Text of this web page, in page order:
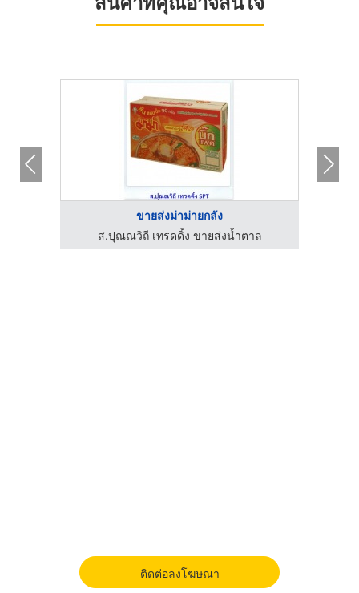
ขายส่งม่าม่ายกลัง
ส.ปุณณวิถี เทรดดิ้ง ขายส่งน้ำตาล
ติดต่อลงโฆษณา